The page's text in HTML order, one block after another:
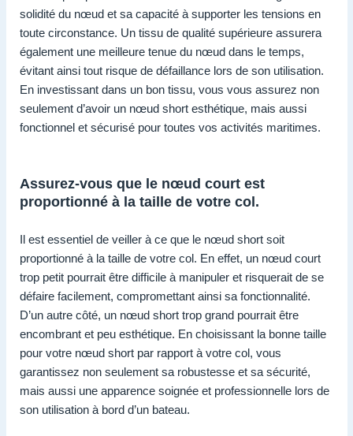
solidité du nœud et sa capacité à supporter les tensions en
toute circonstance. Un tissu de qualité supérieure assurera
également une meilleure tenue du nœud dans le temps,
évitant ainsi tout risque de défaillance lors de son utilisation.
En investissant dans un bon tissu, vous vous assurez non
seulement d’avoir un nœud short esthétique, mais aussi
fonctionnel et sécurisé pour toutes vos activités maritimes.
Assurez-vous que le nœud court est
proportionné à la taille de votre col.
Il est essentiel de veiller à ce que le nœud short soit
proportionné à la taille de votre col. En effet, un nœud court
trop petit pourrait être difficile à manipuler et risquerait de se
défaire facilement, compromettant ainsi sa fonctionnalité.
D’un autre côté, un nœud short trop grand pourrait être
encombrant et peu esthétique. En choisissant la bonne taille
pour votre nœud short par rapport à votre col, vous
garantissez non seulement sa robustesse et sa sécurité,
mais aussi une apparence soignée et professionnelle lors de
son utilisation à bord d’un bateau.